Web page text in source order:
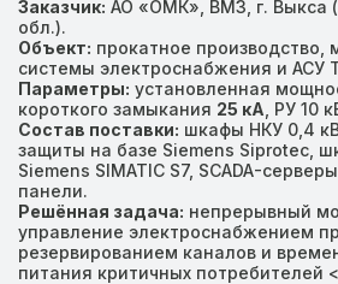
Заказчик: АО «ОМК», ВМЗ, г. Выкса
обл.).
Объект: прокатное производство,
системы электроснабжения и АСУ
Параметры: установленная
короткого замыкания 25 кА , РУ 10
Состав поставки: шкафы НКУ 0,4
защиты на базе Siemens Siprotec,
Siemens SIMATIC S7, SCADA-
панели.
Решённая задача: непрерывный
управление электроснабжением
резервированием каналов и
питания критичных потребителей